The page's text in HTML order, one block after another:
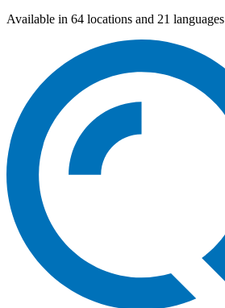
Available in 64 locations and 21 languages